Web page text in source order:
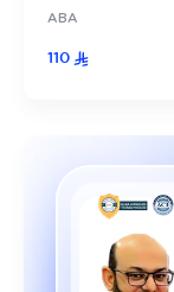
ABA
110